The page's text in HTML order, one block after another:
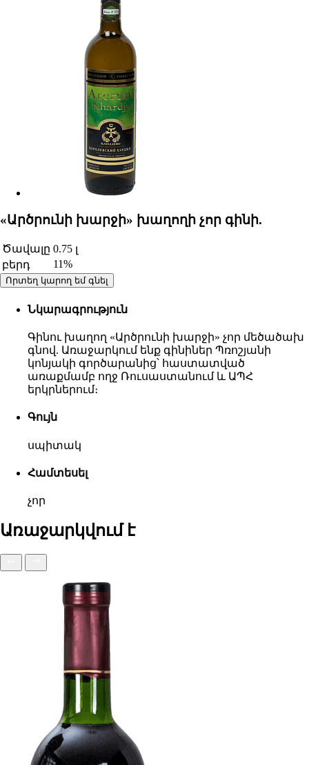
«Արծրունի խարջի» խաղողի չոր գինի.
Ծավալը 0.75 լ
բերդ
11%
Որտեղ կարող եմ գնել
Նկարագրություն
Գինու խաղող «Արծրունի խարջի» չոր մեծածախ
գնով. Առաջարկում ենք գինիներ Պռոշյանի
կոնյակի գործարանից՝ հաստատված
առաքմամբ ողջ Ռուսաստանում և ԱՊՀ
երկրներում։
Գույն
սպիտակ
Համտեսել
չոր
Առաջարկվում է